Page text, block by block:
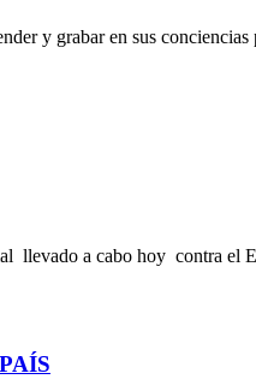
y grabar en sus
llevado a cabo hoy contra el